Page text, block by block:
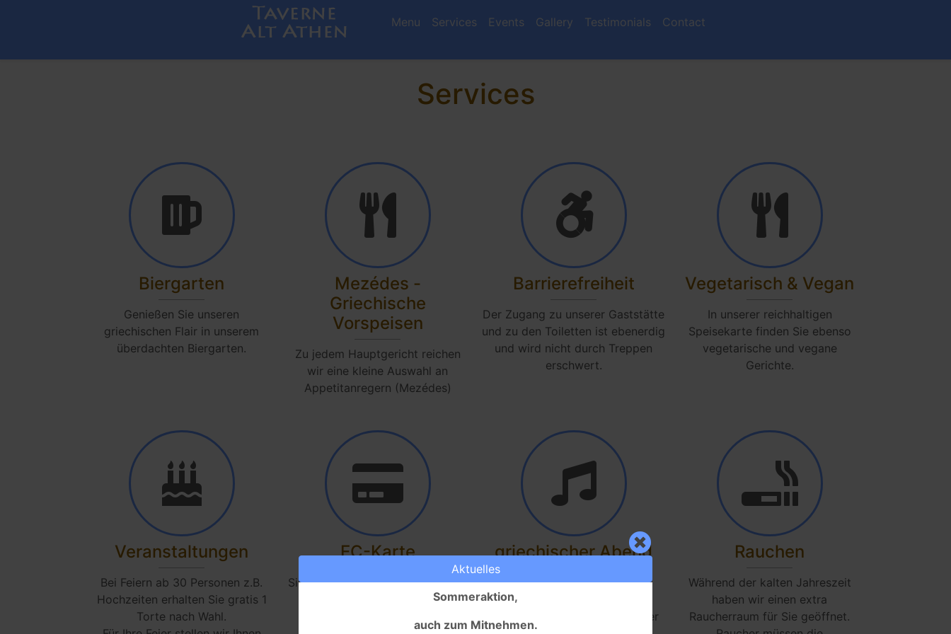
Menu Services Events Gallery Testimonials Contact
Services
Biergarten
Genießen Sie unseren
griechischen Flair in unserem
überdachten Biergarten.
Mezédes -
Griechische
Vorspeisen
Zu jedem Hauptgericht reichen
wir eine kleine Auswahl an
Appetitanregern (Mezédes)
Barrierefreiheit
Der Zugang zu unserer Gaststätte
und zu den Toiletten ist ebenerdig
und wird nicht durch Treppen
erschwert.
Vegetarisch & Vegan
In unserer reichhaltigen
Speisekarte finden Sie ebenso
vegetarische und vegane
Gerichte.
Veranstaltungen
Bei Feiern ab 30 Personen z.B.
Hochzeiten erhalten Sie gratis 1
Torte nach Wahl.
EC-Karte
Sie können die Gerichte nun auch
mit EC-Karte bezahlen.
griechischer Abend
Einmal im Monat findet ein
griechischer Abend mit einer
griechischen Band statt, wo der
Rauchen
Während der kalten Jahreszeit
haben wir einen extra
Raucherraum für Sie geöffnet.
Aktuelles
Sommeraktion,
auch zum Mitnehmen.